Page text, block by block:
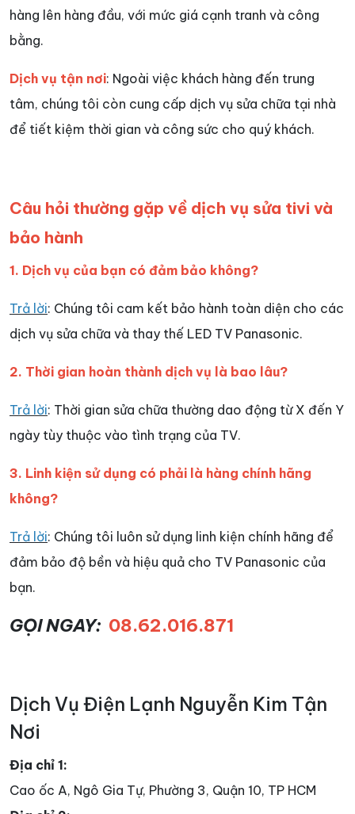
hàng lên hàng đầu, với mức giá cạnh tranh và công
bằng.
Dịch vụ tận nơi: Ngoài việc khách hàng đến trung
tâm, chúng tôi còn cung cấp dịch vụ sửa chữa tại nhà
để tiết kiệm thời gian và công sức cho quý khách.
Câu hỏi thường gặp về dịch vụ sửa tivi và
bảo hành
1. Dịch vụ của bạn có đảm bảo không?
Trả lời: Chúng tôi cam kết bảo hành toàn diện cho các
dịch vụ sửa chữa và thay thế LED TV Panasonic.
2. Thời gian hoàn thành dịch vụ là bao lâu?
Trả lời: Thời gian sửa chữa thường dao động từ X đến Y
ngày tùy thuộc vào tình trạng của TV.
3. Linh kiện sử dụng có phải là hàng chính hãng
không?
Trả lời: Chúng tôi luôn sử dụng linh kiện chính hãng để
đảm bảo độ bền và hiệu quả cho TV Panasonic của
bạn.
GỌI NGAY: 08.62.016.871
Dịch Vụ Điện Lạnh Nguyễn Kim Tận
Nơi
Địa chỉ 1:
Cao ốc A, Ngô Gia Tự, Phường 3, Quận 10, TP HCM